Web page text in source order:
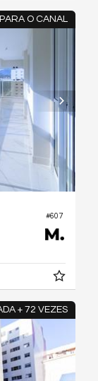
O CANAL
#607
+ 72 VEZES